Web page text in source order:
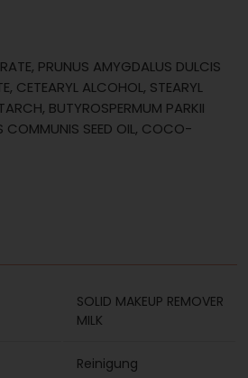
PRUNUS AMYGDALUS DULCIS
CETEARYL ALCOHOL, STEARYL
BUTYROSPERMUM PARKII
COMMUNIS SEED OIL, COCO-
SOLID MAKEUP REMOVER
MILK
Reinigung